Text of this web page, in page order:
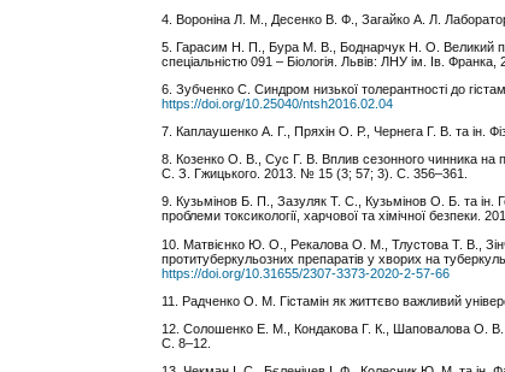
4. Вороніна Л. М., Десенко В. Ф., Загайко А. Л.
5. Гарасим Н. П., Бура М. В., Боднарчук Н. О. Великий
спеціальністю 091 – Біологія. Львів: ЛНУ ім. Ів. Франка,
6. Зубченко С. Синдром низької толерантності до
https://doi.org/10.25040/ntsh2016.02.04
7. Каплаушенко А. Г., Пряхін О. Р., Чернега Г. В. та ін.
8. Козенко О. В., Сус Г. В. Вплив сезонного чинника на
С. З. Гжицького. 2013. № 15 (3; 57; 3). С. 356–361.
9. Кузьмінов Б. П., Зазуляк Т. С., Кузьмінов О. Б. та ін.
проблеми токсикології, харчової та хімічної безпеки.
10. Матвієнко Ю. О., Рекалова О. М., Тлустова Т. В.,
протитуберкульозних препаратів у хворих на
https://doi.org/10.31655/2307-3373-2020-2-57-66
11. Радченко О. М. Гістамін як життєво важливий
12. Солошенко Е. М., Кондакова Г. К., Шаповалова О. В.
С. 8–12.